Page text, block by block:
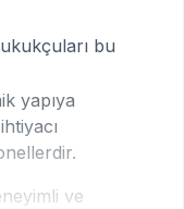
bu
yapıya
ve